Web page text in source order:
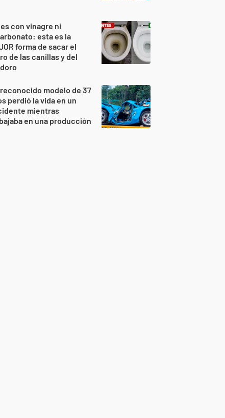
con vinagre ni
esta es la
forma de sacar el
de las canillas y del
modelo de 37
perdió la vida en un
mientras
en una producción